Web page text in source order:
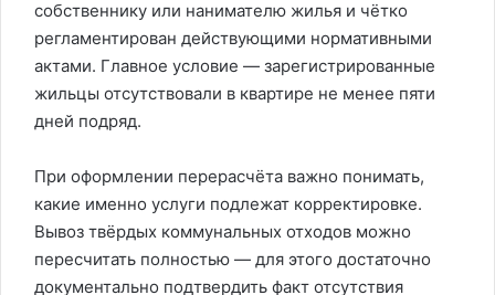
собственнику или нанимателю жилья и чётко
регламентирован действующими нормативными
актами. Главное условие — зарегистрированные
жильцы отсутствовали в квартире не менее пяти
дней подряд.
При оформлении перерасчёта важно понимать,
какие именно услуги подлежат корректировке.
Вывоз твёрдых коммунальных отходов можно
пересчитать полностью — для этого достаточно
документально подтвердить факт отсутствия